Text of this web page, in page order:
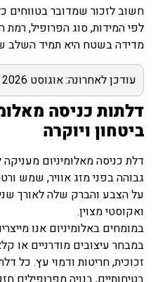
חשוב לזכור שמדובר בטווחים
לפי המידות, סוג הפרופיל, רמת
מדידה בשטח היא תמיד השלב
עודכן לאחרונה: אוגוסט 2026
דלתות כניסה
ביטחון ויוקרה
דלת כניסה מאלומיניום מעניקה
גבוהה בפני מזג אוויר, שמש
על הצבע והברק שלה לאורך
ואקוסטי מצוין.
במומחים באלומיניום אנו
במבחר עיצובים מודרניים או
זכוכית, חריטות ודמוי עץ. כל דלת